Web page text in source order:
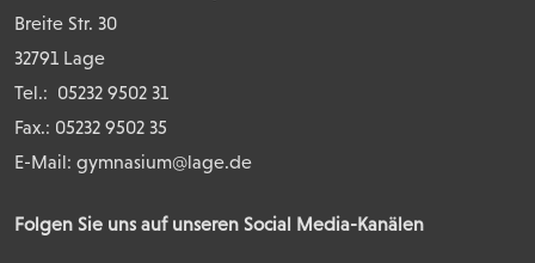
Breite Str. 30
32791 Lage
Tel.: 05232 9502 31
Fax.: 05232 9502 35
E-Mail: gymnasium@lage.de
Folgen Sie uns auf unseren Social Media-Kanälen